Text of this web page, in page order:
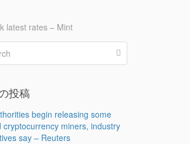
latest rates – Mint
投稿
begin releasing some
cryptocurrency miners, industry
say – Reuters